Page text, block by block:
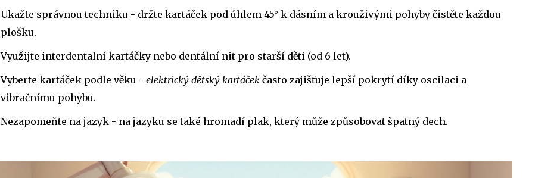
Ukažte správnou techniku - držte kartáček pod úhlem 45° k dásním a krouživými pohyby čistěte každou
plošku.
Využijte interdentalní kartáčky nebo dentální nit pro starší děti (od 6 let).
Vyberte kartáček podle věku - elektrický dětský kartáček často zajišťuje lepší pokrytí díky oscilaci a
vibračnímu pohybu.
Nezapomeňte na jazyk - na jazyku se také hromadí plak, který může způsobovat špatný dech.